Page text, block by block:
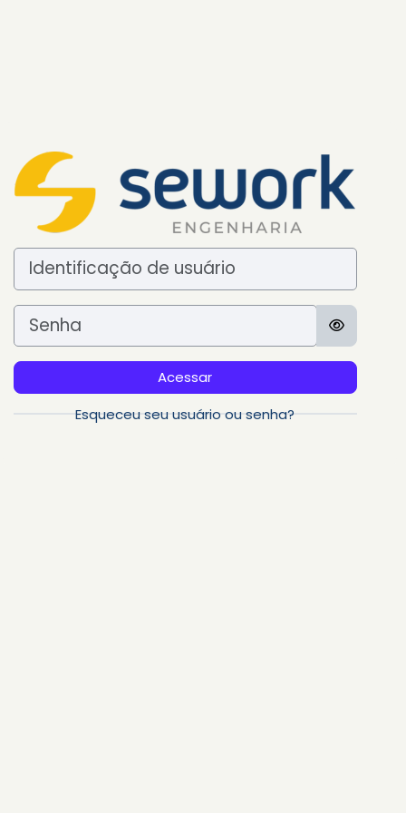
Identificação de usuário
Senha
Acessar
Esqueceu seu usuário ou senha?